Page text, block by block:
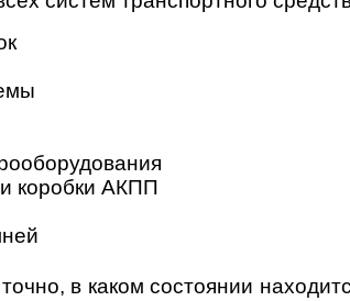
коробки АКПП
в каком состоянии